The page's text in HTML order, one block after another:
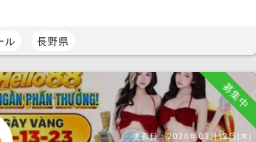
ル 長野県
募集中
更新日：2026年03月12日(木)